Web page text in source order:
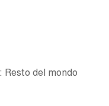
Resto del mondo